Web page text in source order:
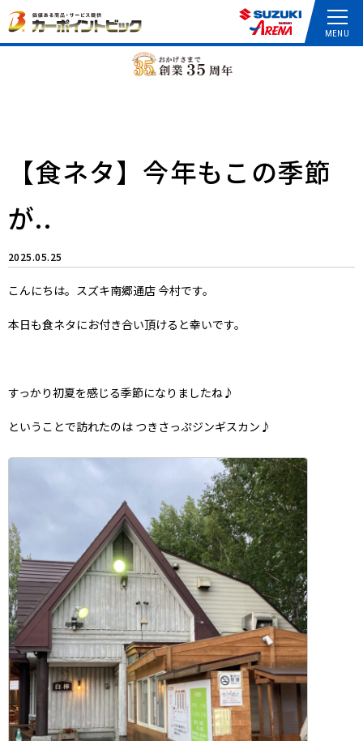
【食ネタ】今年もこの季節
が..
2025.05.25
こんにちは。スズキ南郷通店 今村です。
本日も食ネタにお付き合い頂けると幸いです。
すっかり初夏を感じる季節になりましたね♪
ということで訪れたのは つきさっぷジンギスカン♪